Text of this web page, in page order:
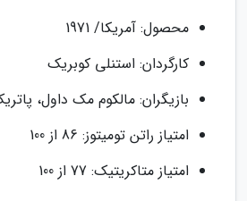
محصول: آمریکا/ 1971
کارگردان: استنلی کوبریک
بازیگران: مالکوم مک داول،
امتیاز راتن تومیتوز: 86 از 100
امتیاز متاکریتیک: 77 از 100